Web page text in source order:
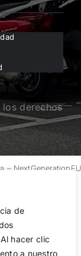
de
hacer clic
a nuestro
derechos
– NextGenerationEU